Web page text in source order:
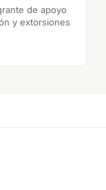
de apoyo
y extorsiones